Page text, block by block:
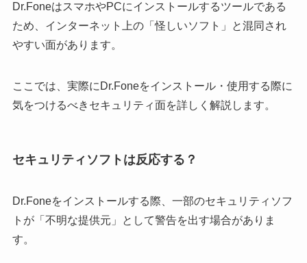
Dr.FoneはスマホやPCにインストールするツールである
ため、インターネット上の「怪しいソフト」と混同され
やすい面があります。
ここでは、実際にDr.Foneをインストール・使用する際に
気をつけるべきセキュリティ面を詳しく解説します。
セキュリティソフトは反応する？
Dr.Foneをインストールする際、一部のセキュリティソフ
トが「不明な提供元」として警告を出す場合がありま
す。